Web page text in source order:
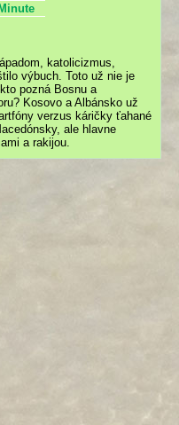
katolicizmus,
výbuch. Toto už nie je
pozná Bosnu a
Kosovo a Albánsko už
verzus káričky ťahané
ale hlavne
a rakijou.